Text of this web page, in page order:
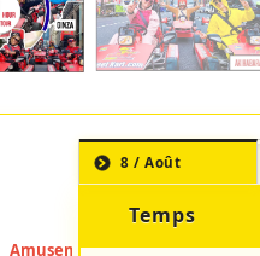
8 / Août
Temps